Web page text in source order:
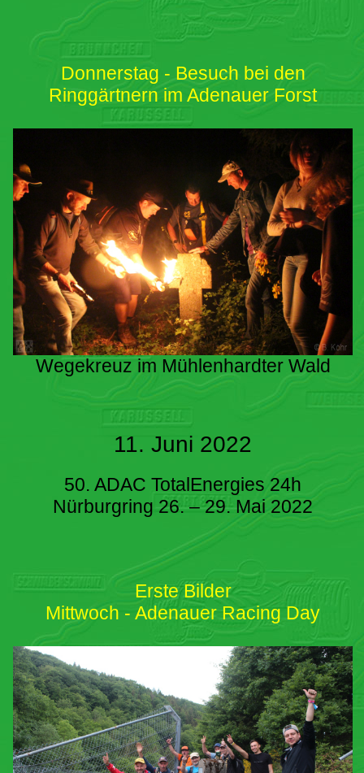
Donnerstag - Besuch bei den
Ringgärtnern im Adenauer Forst
Wegekreuz im Mühlenhardter Wald
11. Juni 2022
50. ADAC TotalEnergies 24h
Nürburgring 26. – 29. Mai 2022
Erste Bilder
Mittwoch - Adenauer Racing Day